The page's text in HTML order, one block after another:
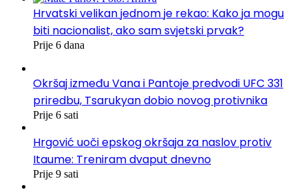
Hrvatski velikan jednom je rekao: Kako ja mogu
biti nacionalist, ako sam svjetski prvak?
Prije 6 dana
Okršaj između Vana i Pantoje predvodi UFC 331
priredbu, Tsarukyan dobio novog protivnika
Prije 6 sati
Hrgović uoči epskog okršaja za naslov protiv
Itaume: Treniram dvaput dnevno
Prije 9 sati